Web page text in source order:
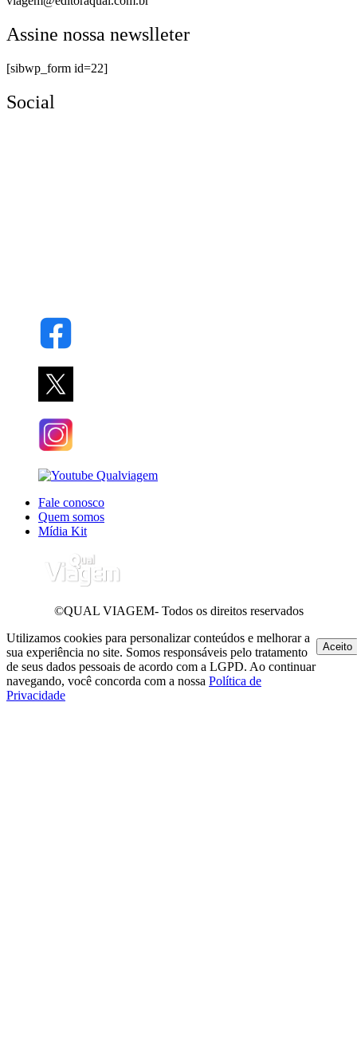
Assine nossa newslleter
[sibwp_form id=22]
Social
Fale conosco
Quem somos
Mídia Kit
©QUAL VIAGEM- Todos os direitos reservados
Utilizamos cookies para personalizar conteúdos e melhorar a
sua experiência no site. Somos responsáveis pelo tratamento
de seus dados pessoais de acordo com a LGPD. Ao continuar
navegando, você concorda com a nossa Política de
Privacidade
Aceito